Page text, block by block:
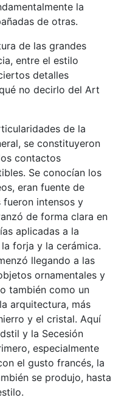
la
de otras.
de las grandes
entre el estilo
detalles
no decirlo del Art
de la
se constituyeron
contactos
Se conocían los
eran fuente de
intensos y
de forma clara en
aplicadas a la
forja y la cerámica.
llegando a las
ornamentales y
también como un
arquitectura, más
y el cristal. Aquí
y la Secesión
especialmente
el gusto francés, la
se produjo, hasta